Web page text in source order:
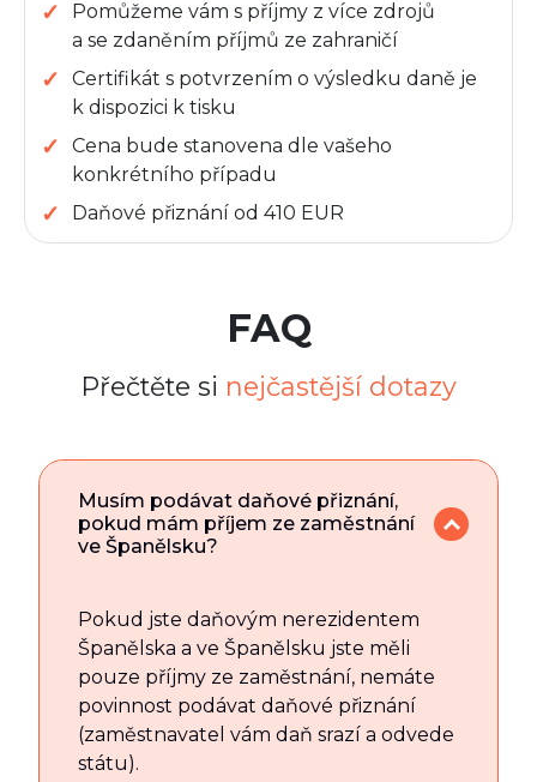
Pomůžeme vám s příjmy z více zdrojů
a se zdaněním příjmů ze zahraničí
Certifikát s potvrzením o výsledku daně je
k dispozici k tisku
Cena bude stanovena dle vašeho
konkrétního případu
Daňové přiznání od 410 EUR
FAQ
Přečtěte si nejčastější dotazy
Musím podávat daňové přiznání,
pokud mám příjem ze zaměstnání
ve Španělsku?
Pokud jste daňovým nerezidentem
Španělska a ve Španělsku jste měli
pouze příjmy ze zaměstnání, nemáte
povinnost podávat daňové přiznání
(zaměstnavatel vám daň srazí a odvede
státu).